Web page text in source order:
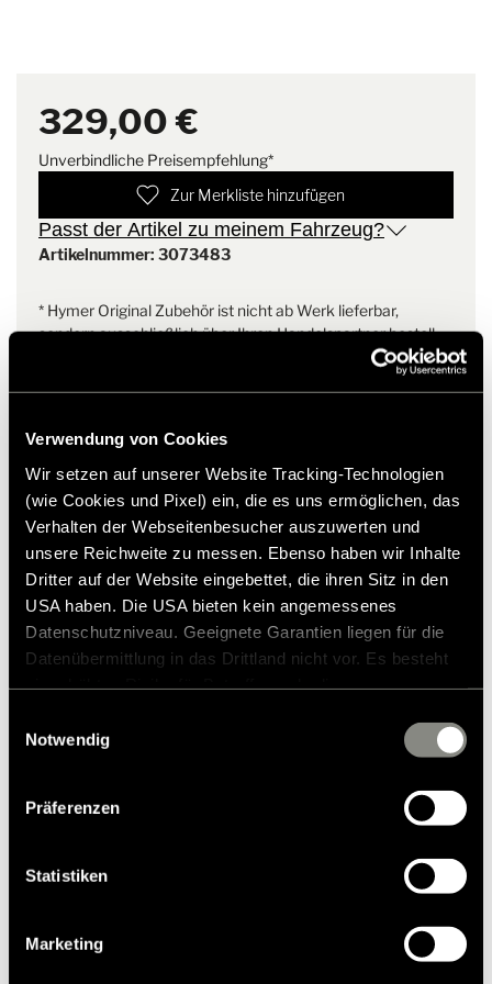
Verwendung von Cookies
Wir setzen auf unserer Website Tracking-Technologien
(wie Cookies und Pixel) ein, die es uns ermöglichen, das
Verhalten der Webseitenbesucher auszuwerten und
unsere Reichweite zu messen. Ebenso haben wir Inhalte
Dritter auf der Website eingebettet, die ihren Sitz in den
USA haben. Die USA bieten kein angemessenes
Datenschutzniveau. Geeignete Garantien liegen für die
Datenübermittlung in das Drittland nicht vor. Es besteht
zustehen. Eingesetzte Dienstleister können Daten für
zusammenführen. Weitere Informationen finden Sie in
unsererDatenschutzerklärung
. Akzeptieren Sie oder
Einstellungen aus, erteilen Sie uns Ihre Einwilligung zur
Verarbeitung Ihrer Daten zu den genannten Zwecken. Die
nicht erforderlich und kann jederzeit über die
Notwendig
Präferenzen
Statistiken
Marketing
329,00 €
Unverbindliche Preisempfehlung*
Zur Merkliste hinzufügen
Passt der Artikel zu meinem Fahrzeug?
Artikelnummer: 3073483
* Hymer Original Zubehör ist nicht ab Werk lieferbar,
sondern ausschließlich über Ihren Handelspartner bestell-
und nachrüstbar. Abbildungen teilweise vorbehaltlich
Modelle & Technologien
Wohnmobile